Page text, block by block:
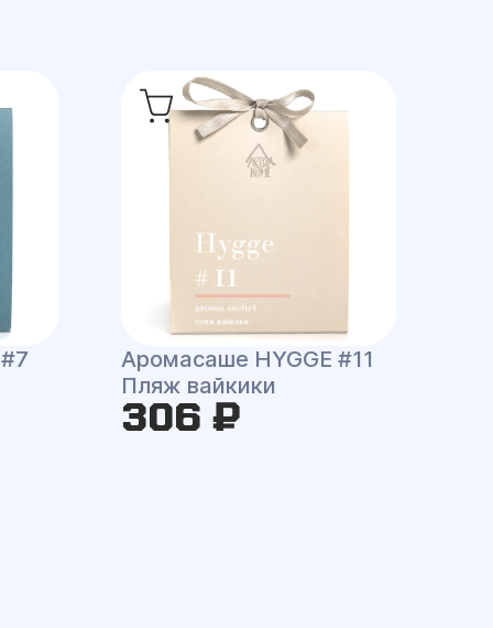
Аромасаше HYGGE #11
Пляж вайкики
306 ₽